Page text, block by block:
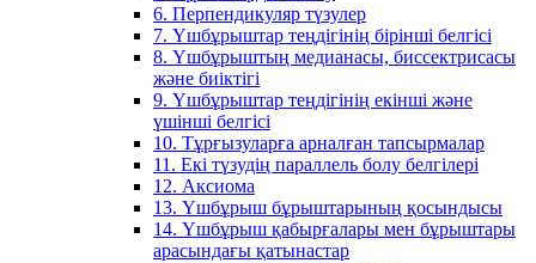
6. Перпендикуляр түзулер
7. Үшбұрыштар теңдігінің бірінші белгісі
8. Үшбұрыштың медианасы, биссектрисасы
және биіктігі
9. Үшбұрыштар теңдігінің екінші және
үшінші белгісі
10. Тұрғызуларға арналған тапсырмалар
11. Екі түзудің параллель болу белгілері
12. Аксиома
13. Үшбұрыш бұрыштарының қосындысы
14. Үшбұрыш қабырғалары мен бұрыштары
арасындағы қатынастар